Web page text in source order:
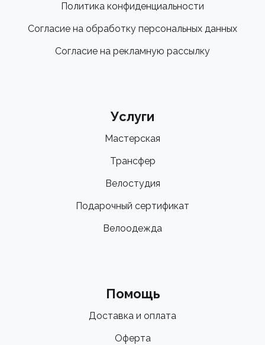
Политика конфиденциальности
Согласие на обработку персональных данных
Согласие на рекламную рассылку
Услуги
Мастерская
Трансфер
Велостудия
Подарочный сертификат
Велоодежда
Помощь
Доставка и оплата
Оферта